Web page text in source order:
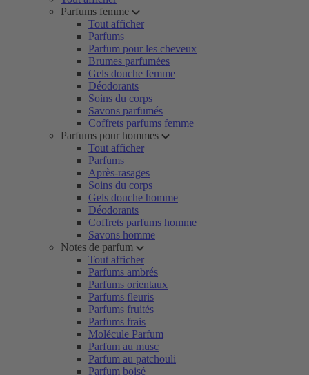
Parfums femme
Tout afficher
Parfums
Parfum pour les cheveux
Brumes parfumées
Gels douche femme
Déodorants
Soins du corps
Savons parfumés
Coffrets parfums femme
Parfums pour hommes
Tout afficher
Parfums
Après-rasages
Soins du corps
Gels douche homme
Déodorants
Coffrets parfums homme
Savons homme
Notes de parfum
Tout afficher
Parfums ambrés
Parfums orientaux
Parfums fleuris
Parfums fruités
Parfums frais
Molécule Parfum
Parfum au musc
Parfum au patchouli
Parfum boisé